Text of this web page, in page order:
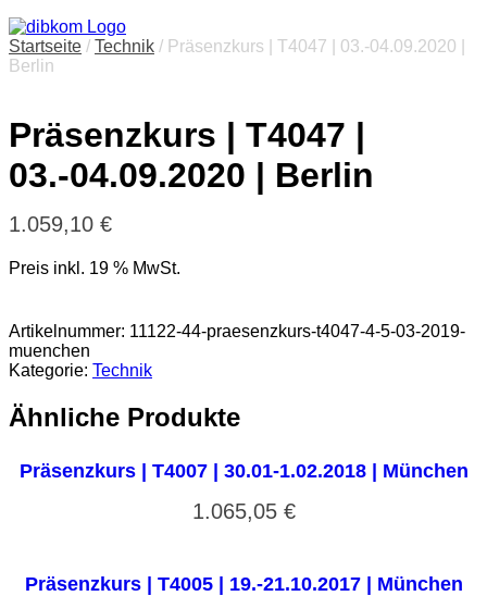
Startseite / Technik / Präsenzkurs | T4047 | 03.-04.09.2020 |
Berlin
Präsenzkurs | T4047 |
03.-04.09.2020 | Berlin
1.059,10 €
Preis inkl. 19 % MwSt.
Artikelnummer: 11122-44-praesenzkurs-t4047-4-5-03-2019-
muenchen
Kategorie: Technik
Ähnliche Produkte
Präsenzkurs | T4007 | 30.01-1.02.2018 | München
1.065,05 €
Präsenzkurs | T4005 | 19.-21.10.2017 | München